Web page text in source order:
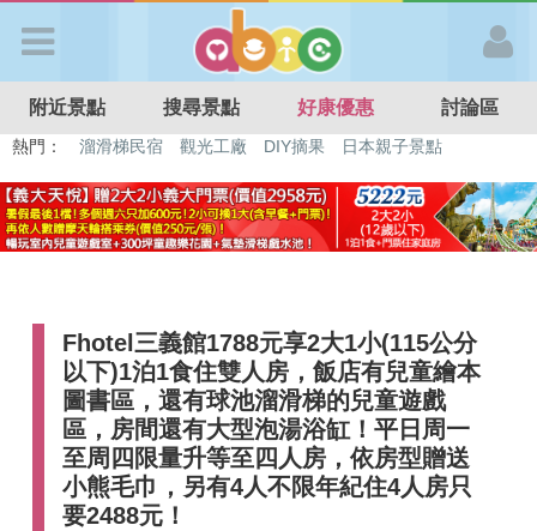
APP登入
首 頁
好康優惠
最新消息
最新留言
附近景點 搜尋景點 好康優惠 討論區
熱門： 溜滑梯民宿 觀光工廠 DIY摘果
日本親子景點
Fhotel三義館1788元享2大1小(115公分
以下)1泊1食住雙人房，飯店有兒童繪本
圖書區，還有球池溜滑梯的兒童遊戲
區，房間還有大型泡湯浴缸！平日周一
至周四限量升等至四人房，依房型贈送
小熊毛巾，另有4人不限年紀住4人房只
要2488元！